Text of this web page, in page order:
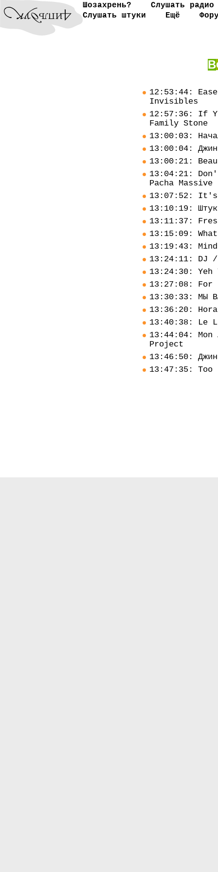
Шозахрень?
Слушать радио
Слушать штуки
Ещё
В
12:53:44:
Invisibles
12:57:36: If
Family Stone
13:00:03:
13:00:04:
13:00:21:
13:04:21:
Pacha Massive
13:07:52: It's
13:10:19:
13:11:37:
13:15:09:
13:19:43:
13:24:11: DJ /
13:24:30: Yeh
13:27:08: For
13:30:33: МЫ
13:36:20:
13:40:38: Le
13:44:04:
Project
13:46:50:
13:47:35: Too